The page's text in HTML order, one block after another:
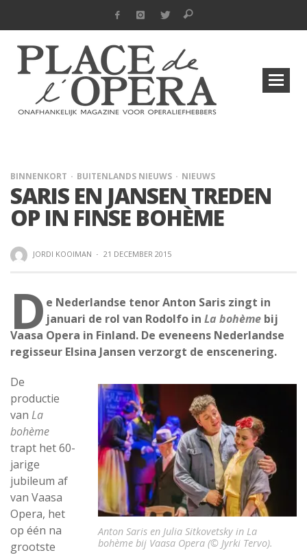
BINNENKORT BUITENLANDS NIEUWS NIEUWS
SARIS EN JANSEN TREDEN
OP IN FINSE BOHÈME
JORDI KOOIMAN · 21 DECEMBER 2015
De Nederlandse tenor Anton Saris zingt in
januari de rol van Rodolfo in La bohème bij
Vaasa Opera in Finland. De eveneens Nederlandse
regisseur Elsina Jansen verzorgt de enscenering.
Anton Saris en Julia Sitkovetsky in La
bohème bij Vaasa Opera (© Jyrki Tervo).
De
productie
van La
bohème
trapt het 60-
jarige
jubileum af
van Vaasa
Opera, het
op één na
grootste